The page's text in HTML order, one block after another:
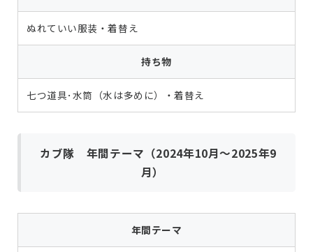
ぬれていい服装・着替え
持ち物
七つ道具･水筒（水は多めに）・着替え
カブ隊 年間テーマ（2024年10月～2025年9
月）
年間テーマ